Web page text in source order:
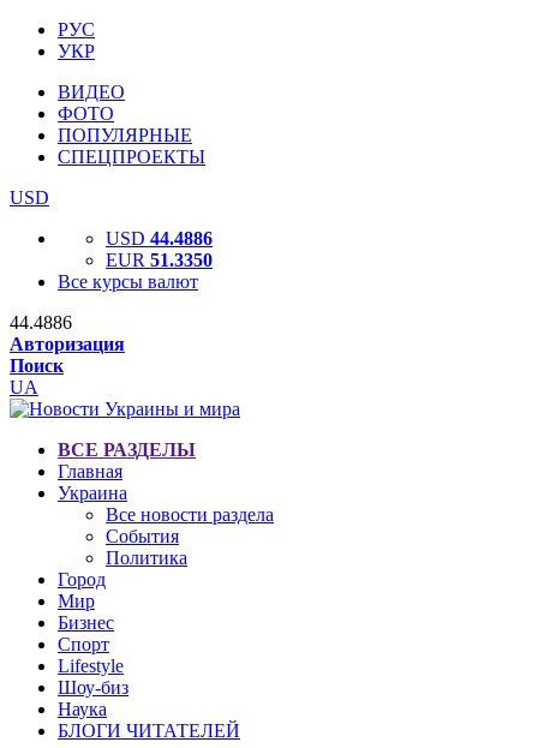
РУС
УКР
ВИДЕО
ФОТО
ПОПУЛЯРНЫЕ
СПЕЦПРОЕКТЫ
USD
USD 44.4886
EUR 51.3350
Все курсы валют
44.4886
Авторизация
Поиск
UA
ВСЕ РАЗДЕЛЫ
Главная
Украина
Все новости раздела
События
Политика
Город
Мир
Бизнес
Спорт
Lifestyle
Шоу-биз
Наука
БЛОГИ ЧИТАТЕЛЕЙ